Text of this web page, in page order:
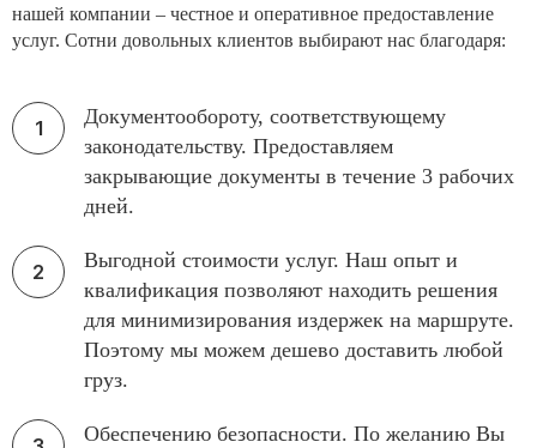
нашей компании – честное и оперативное предоставление
услуг. Сотни довольных клиентов выбирают нас благодаря:
Документообороту, соответствующему
законодательству. Предоставляем
закрывающие документы в течение 3 рабочих
дней.
Выгодной стоимости услуг. Наш опыт и
квалификация позволяют находить решения
для минимизирования издержек на маршруте.
Поэтому мы можем дешево доставить любой
груз.
Обеспечению безопасности. По желанию Вы